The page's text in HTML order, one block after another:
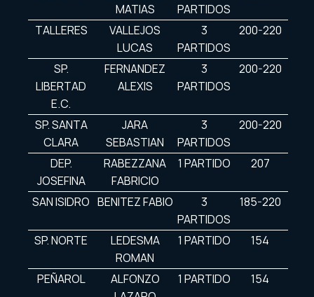
MATIAS
PARTIDOS
TALLERES
VALLEJOS
LUCAS
3
PARTIDOS
200-220
SP.
LIBERTAD
E.C.
FERNANDEZ
ALEXIS
3
PARTIDOS
200-220
SP. SANTA
CLARA
JARA
SEBASTIAN
3
PARTIDOS
200-220
DEP.
JOSEFINA
RABEZZANA
FABRICIO
1 PARTIDO 207
SAN ISIDRO BENITEZ FABIO
3
PARTIDOS
185-220
SP. NORTE
LEDESMA
ROMAN
1 PARTIDO 154
PEÑAROL
ALFONZO
1 PARTIDO 154